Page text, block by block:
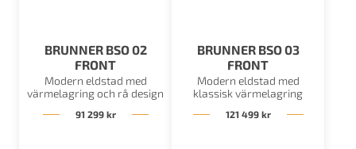
BRUNNER BSO 02
FRONT
Modern eldstad med
värmelagring och rå design
91 299 kr
BRUNNER BSO 03
FRONT
Modern eldstad med
klassisk värmelagring
121 499 kr